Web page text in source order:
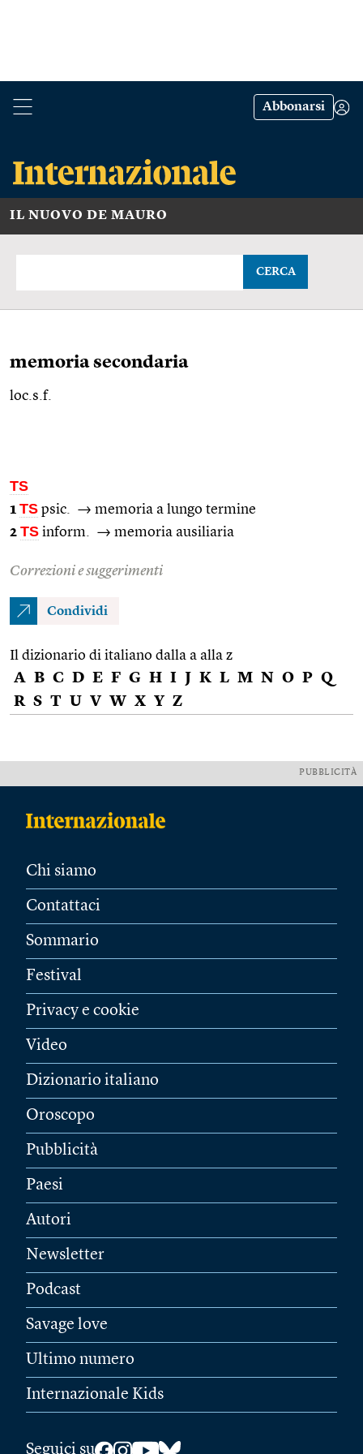
Abbonarsi
IL NUOVO DE MAURO
CERCA
memoria secondaria
loc.s.f.
TS
1 TS psic.
→ memoria a lungo termine
2 TS inform. → memoria ausiliaria
Correzioni e suggerimenti
Condividi
Il dizionario di italiano dalla a alla z
A B C D E F G H I J K L M N O P Q
R S T U V W X Y Z
PUBBLICITÀ
Chi siamo
Contattaci
Sommario
Festival
Privacy e cookie
Video
Dizionario italiano
Oroscopo
Pubblicità
Paesi
Autori
Newsletter
Podcast
Savage love
Ultimo numero
Internazionale Kids
Seguici su